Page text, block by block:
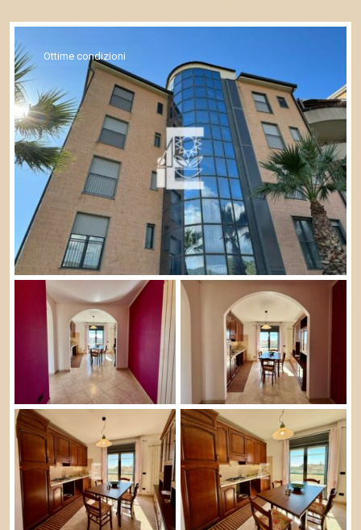
Ottime condizioni